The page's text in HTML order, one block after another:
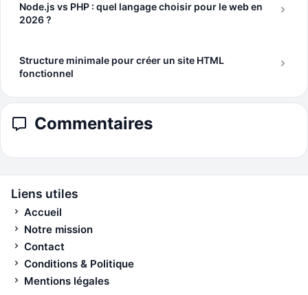
Node.js vs PHP : quel langage choisir pour le web en
2026 ?
Structure minimale pour créer un site HTML
fonctionnel
Commentaires
Liens utiles
Accueil
Notre mission
Contact
Conditions & Politique
Mentions légales